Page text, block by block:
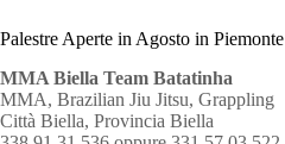
Palestre Aperte in Agosto in Piemonte
MMA Biella Team Batatinha
MMA, Brazilian Jiu Jitsu, Grappling
Città Biella, Provincia Biella